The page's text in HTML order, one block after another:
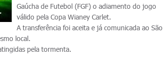
Gaúcha de Futebol (FGF) o adiamento do jogo
válido pela Copa Wianey Carlet.
A transferência foi aceita e já comunicada ao São
local.
pela tormenta.